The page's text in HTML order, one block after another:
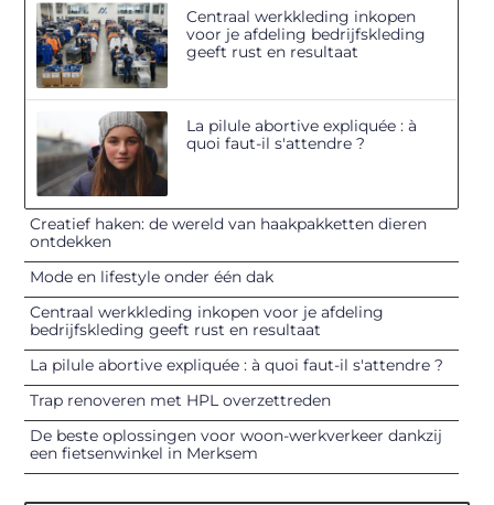
Centraal werkkleding inkopen
voor je afdeling bedrijfskleding
geeft rust en resultaat
La pilule abortive expliquée : à
quoi faut-il s'attendre ?
Creatief haken: de wereld van haakpakketten dieren
ontdekken
Mode en lifestyle onder één dak
Centraal werkkleding inkopen voor je afdeling
bedrijfskleding geeft rust en resultaat
La pilule abortive expliquée : à quoi faut-il s'attendre ?
Trap renoveren met HPL overzettreden
De beste oplossingen voor woon-werkverkeer dankzij
een fietsenwinkel in Merksem